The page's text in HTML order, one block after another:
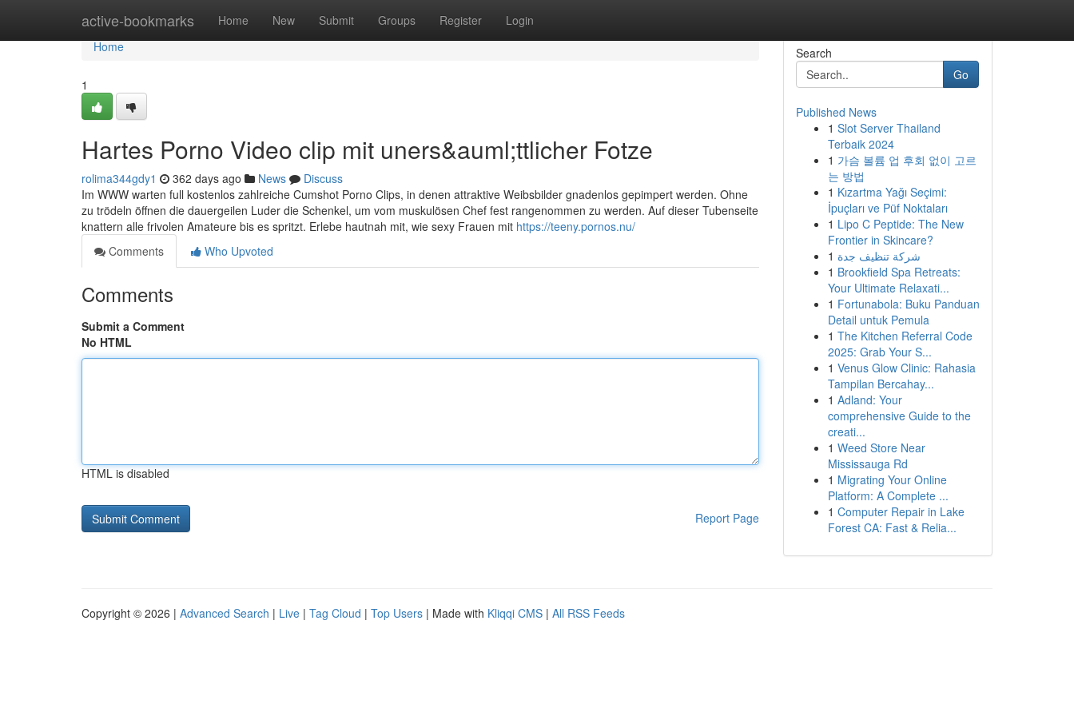
active-bookmarks Home New Submit Groups Register Login
Home
Home
1
Hartes Porno Video clip mit uners&auml;ttlicher Fotze
rolima344gdy1 362 days ago News
Discuss
Im WWW warten full kostenlos zahlreiche Cumshot Porno Clips, in denen attraktive Weibsbilder gnadenlos gepimpert werden. Ohne
zu trödeln öffnen die dauergeilen Luder die Schenkel, um vom muskulösen Chef fest rangenommen zu werden. Auf dieser Tubenseite
knattern alle frivolen Amateure bis es spritzt. Erlebe hautnah mit, wie sexy Frauen mit https://teeny.pornos.nu/
Comments
Who Upvoted
Comments
Submit a Comment
No HTML
HTML is disabled
Report Page
Search
Go
Published News
1 Slot Server Thailand
Terbaik 2024
1 가슴 볼륨 업 후회 없이 고르
는 방법
1 Kızartma Yağı Seçimi:
İpuçları ve Püf Noktaları
1 Lipo C Peptide: The New
Frontier in Skincare?
1 شركة تنظيف جدة
1 Brookfield Spa Retreats:
Your Ultimate Relaxati...
1 Fortunabola: Buku Panduan
Detail untuk Pemula
1 The Kitchen Referral Code
2025: Grab Your S...
1 Venus Glow Clinic: Rahasia
Tampilan Bercahay...
1 Adland: Your
comprehensive Guide to the
creati...
1 Weed Store Near
Mississauga Rd
1 Migrating Your Online
Platform: A Complete ...
1 Computer Repair in Lake
Forest CA: Fast & Relia...
Copyright © 2026 | Advanced Search | Live | Tag Cloud | Top Users | Made with Kliqqi CMS | All RSS Feeds